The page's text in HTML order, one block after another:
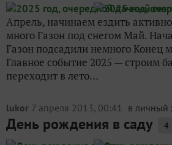
Апрель, начинаем ездить
много Газон под снегом Май.
Газон подсадили немного Конец
Главное событие 2025 — строим
переходит в лето…
lukor 7 апреля 2013, 00:41 в личный
День рождения в саду 4